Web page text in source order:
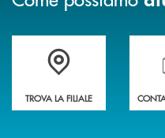
Trova la filiale più vicina a Te
TROVA LA FILIALE
Hai